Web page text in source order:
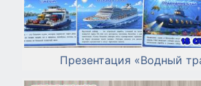
Презентация «Водный